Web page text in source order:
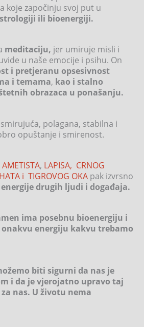
koje započinju svoj put u
ili bioenergiji.
meditaciju, jer umiruje misli i
u naše emocije i psihu. On
i pretjeranu opsesivnost
i temama, kao i stalno
obrazaca u ponašanju.
polagana, stabilna i
opuštanje i smirenost.
AMETISTA, LAPISA, CRNOG
i TIGROVOG OKA pak izvrsno
drugih ljudi i događaja.
ima posebnu bioenergiju i
energiju kakvu trebamo
biti sigurni da nas je
i da je vjerojatno upravo taj
nas. U životu nema